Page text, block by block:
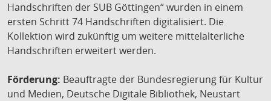
Handschriften der SUB Göttingen“ wurden in einem
ersten Schritt 74 Handschriften digitalisiert. Die
Kollektion wird zukünftig um weitere mittelalterliche
Handschriften erweitert werden.
Förderung: Beauftragte der Bundesregierung für Kultur
und Medien, Deutsche Digitale Bibliothek, Neustart